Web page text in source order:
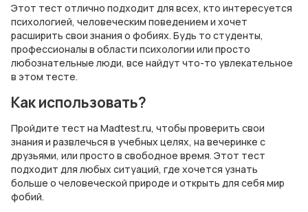
Этот тест отлично подходит для всех, кто интересуется
психологией, человеческим поведением и хочет
расширить свои знания о фобиях. Будь то студенты,
профессионалы в области психологии или просто
любознательные люди, все найдут что-то увлекательное
в этом тесте.
Как использовать?
Пройдите тест на Madtest.ru, чтобы проверить свои
знания и развлечься в учебных целях, на вечеринке с
друзьями, или просто в свободное время. Этот тест
подходит для любых ситуаций, где хочется узнать
больше о человеческой природе и открыть для себя мир
фобий.